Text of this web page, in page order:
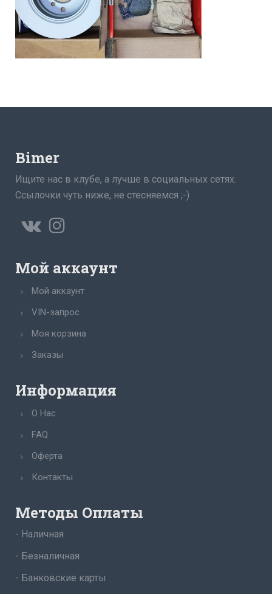
Bimer
Ищите нас в клубе, а лучше в социальных сетях.
Ссылочки чуть ниже, не стесняемся ;-)
Мой аккаунт
Мой аккаунт
VIN-запрос
Моя корзина
Заказы
Информация
О Нас
FAQ
Оферта
Контакты
Методы Оплаты
- Наличная
- Безналичная
- Банковские карты